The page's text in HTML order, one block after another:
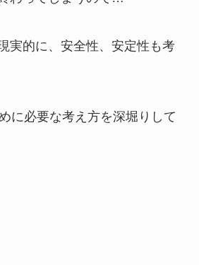
実的に、安全性、安定性も考
に必要な考え方を深堀りして